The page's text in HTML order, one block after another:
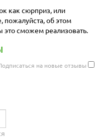
как сюрприз, или
пожалуйста, об этом
это сможем реализовать.
на новые отзывы